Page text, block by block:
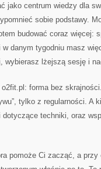
jako centrum wiedzy dla
sobie podstawy.
budować coraz więcej:
danym tygodniu masz
wybierasz lżejszą sesję i
forma bez
tylko z regularności. A
techniki, oraz
pomoże Ci zacząć, a